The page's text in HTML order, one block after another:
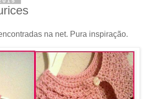
na net. Pura inspiração.